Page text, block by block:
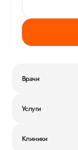
Врачи
Услуги
Клиники